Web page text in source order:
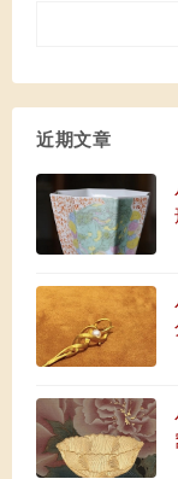
近期文章